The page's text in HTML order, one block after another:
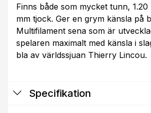
Finns både som mycket tunn, 1.20
mm tjock. Ger en grym känsla på
Multifilament sena som är
spelaren maximalt med känsla i
bla av världssjuan Thierry Lincou.
Specifikation